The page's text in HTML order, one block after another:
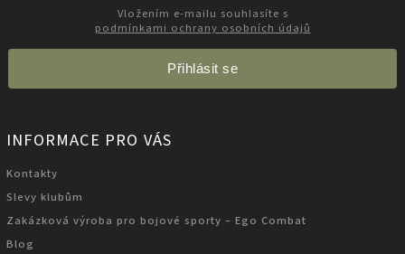
podmínkami ochrany osobních údajů
Přihlásit se
INFORMACE PRO VÁS
Kontakty
Slevy klubům
Zakázková výroba pro bojové sporty – Ego Combat
Blog